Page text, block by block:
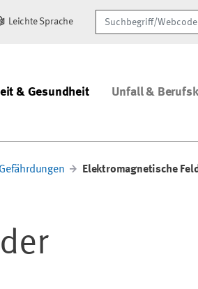
Leichte Sprache Suchbegriff/Webcode
& Gesundheit Unfall &
Elektromagnetische